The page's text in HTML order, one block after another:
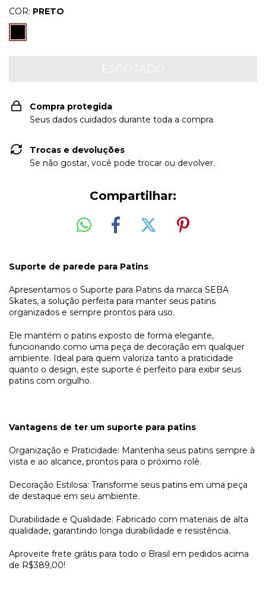
COR: PRETO
Compra protegida
Seus dados cuidados durante toda a compra.
Trocas e devoluções
Se não gostar, você pode trocar ou devolver.
Compartilhar:
Suporte de parede para Patins
Apresentamos o Suporte para Patins da marca SEBA
Skates, a solução perfeita para manter seus patins
organizados e sempre prontos para uso.
Ele mantém o patins exposto de forma elegante,
funcionando como uma peça de decoração em qualquer
ambiente. Ideal para quem valoriza tanto a praticidade
quanto o design, este suporte é perfeito para exibir seus
patins com orgulho.
Vantagens de ter um suporte para patins
Organização e Praticidade: Mantenha seus patins sempre à
vista e ao alcance, prontos para o próximo rolê.
Decoração Estilosa: Transforme seus patins em uma peça
de destaque em seu ambiente.
Durabilidade e Qualidade: Fabricado com materiais de alta
qualidade, garantindo longa durabilidade e resistência.
Aproveite frete grátis para todo o Brasil em pedidos acima
de R$389,00!